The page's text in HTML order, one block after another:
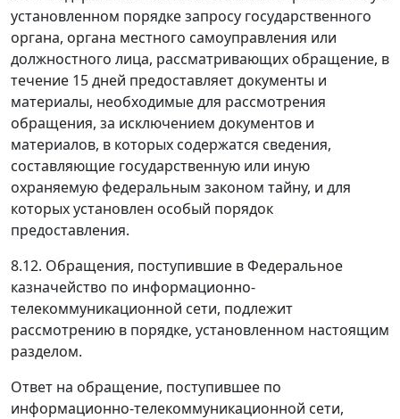
установленном порядке запросу государственного
органа, органа местного самоуправления или
должностного лица, рассматривающих обращение, в
течение 15 дней предоставляет документы и
материалы, необходимые для рассмотрения
обращения, за исключением документов и
материалов, в которых содержатся сведения,
составляющие государственную или иную
охраняемую федеральным законом тайну, и для
которых установлен особый порядок
предоставления.
8.12. Обращения, поступившие в Федеральное
казначейство по информационно-
телекоммуникационной сети, подлежит
рассмотрению в порядке, установленном настоящим
разделом.
Ответ на обращение, поступившее по
информационно-телекоммуникационной сети,